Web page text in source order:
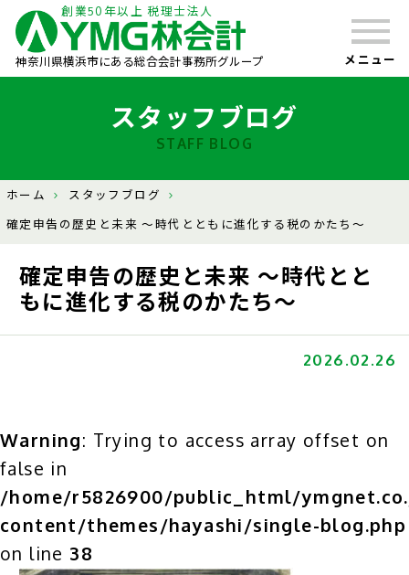
創業50年以上 税理士法人
神奈川県横浜市にある総合会計事務所グループ メニュー
スタッフブログ
STAFF BLOG
ホーム
スタッフブログ
確定申告の歴史と未来 〜時代とともに進化する税のかたち〜
確定申告の歴史と未来 〜時代とと
もに進化する税のかたち〜
2026.02.26
Warning: Trying to access array offset on
false in
/home/r5826900/public_html/
content/themes/hayashi/single-blog.php
on line 38